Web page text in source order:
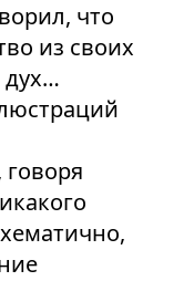
что
из своих
дух…